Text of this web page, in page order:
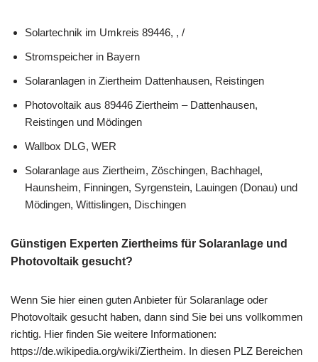
Solartechnik im Umkreis 89446, , /
Stromspeicher in Bayern
Solaranlagen in Ziertheim Dattenhausen, Reistingen
Photovoltaik aus 89446 Ziertheim – Dattenhausen,
Reistingen und Mödingen
Wallbox DLG, WER
Solaranlage aus Ziertheim, Zöschingen, Bachhagel,
Haunsheim, Finningen, Syrgenstein, Lauingen (Donau) und
Mödingen, Wittislingen, Dischingen
Günstigen Experten Ziertheims für Solaranlage und
Photovoltaik gesucht?
Wenn Sie hier einen guten Anbieter für Solaranlage oder
Photovoltaik gesucht haben, dann sind Sie bei uns vollkommen
richtig. Hier finden Sie weitere Informationen:
https://de.wikipedia.org/wiki/Ziertheim. In diesen PLZ Bereichen